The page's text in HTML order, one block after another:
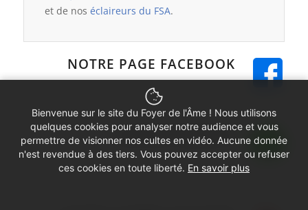
et de nos éclaireurs du FSA.
NOTRE PAGE FACEBOOK
NOTRE PODCAST
Bienvenue sur le site du Foyer de l'Âme ! Nous utilisons
quelques cookies pour analyser notre audience et vous
permettre de visionner nos cultes en vidéo. Aucune donnée
n'est revendue à des tiers. Vous pouvez accepter ou refuser
ces cookies en toute liberté. En savoir plus